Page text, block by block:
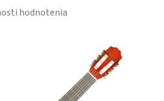
hodnotenia